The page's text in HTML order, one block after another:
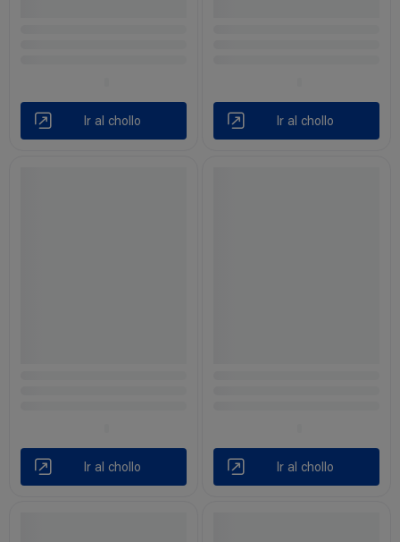
Ir al chollo Ir al chollo
Ir al chollo Ir al chollo